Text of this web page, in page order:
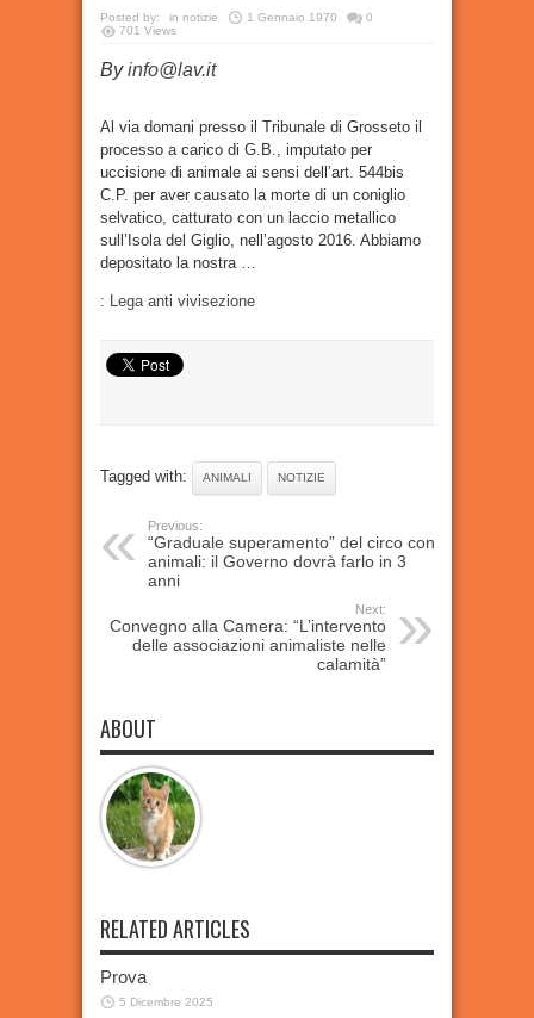
Posted by: in notizie 1 Gennaio 1970
0
701 Views
Byinfo@lav.it
Al via domani presso il Tribunale di Grosseto il
processo a carico di G.B., imputato per
uccisione di animale ai sensi dell’art. 544bis
C.P. per aver causato la morte di un coniglio
selvatico, catturato con un laccio metallico
sull’Isola del Giglio, nell’agosto 2016. Abbiamo
depositato la nostra …
: Lega anti vivisezione
Tagged with: ANIMALI NOTIZIE
Previous:
“Graduale superamento” del circo con
animali: il Governo dovrà farlo in 3
anni
Next:
Convegno alla Camera: “L’intervento
delle associazioni animaliste nelle
calamità”
ABOUT
RELATED ARTICLES
Prova
5 Dicembre 2025